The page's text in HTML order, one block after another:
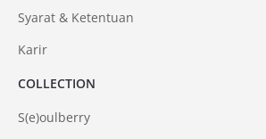
Syarat & Ketentuan
Karir
COLLECTION
S(e)oulberry